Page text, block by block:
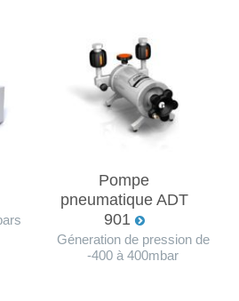
Pompe
pneumatique ADT
901
Géneration de pression de
-400 à 400mbar